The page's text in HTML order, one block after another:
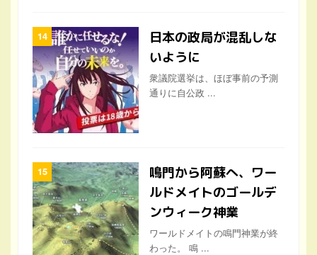
日本の政局が混乱しな
いように
衆議院選挙は、ほぼ事前の予測
通りに自公政 ...
鳴門から阿蘇へ、ワー
ルドメイトのゴールデ
ンウィーク神業
ワールドメイトの鳴門神業が終
わった。 鳴 ...